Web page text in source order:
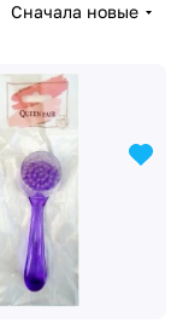
Сначала новые